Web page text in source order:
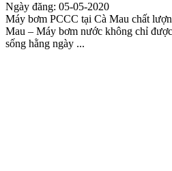
Ngày đăng: 05-05-2020
Máy bơm PCCC tại Cà Mau chất
Mau – Máy bơm nước không chỉ
sống hằng ngày ...